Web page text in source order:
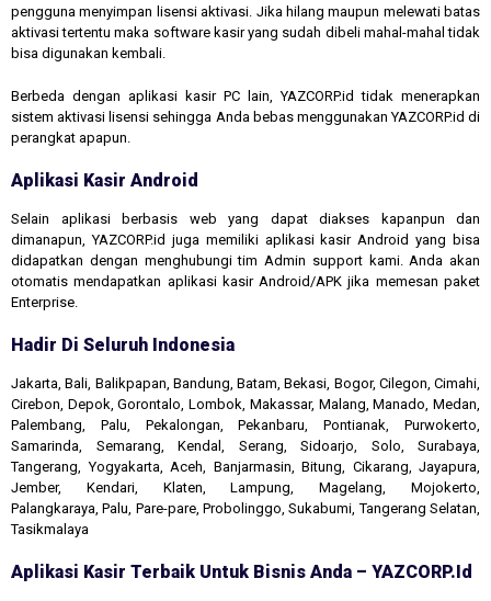
pengguna menyimpan lisensi aktivasi. Jika hilang maupun melewati batas
aktivasi tertentu maka software kasir yang sudah dibeli mahal-mahal tidak
bisa digunakan kembali.
Berbeda dengan aplikasi kasir PC lain, YAZCORP.id tidak menerapkan
sistem aktivasi lisensi sehingga Anda bebas menggunakan YAZCORP.id di
perangkat apapun.
Aplikasi Kasir Android
Selain aplikasi berbasis web yang dapat diakses kapanpun dan
dimanapun, YAZCORP.id juga memiliki aplikasi kasir Android yang bisa
didapatkan dengan menghubungi tim Admin support kami. Anda akan
otomatis mendapatkan aplikasi kasir Android/APK jika memesan paket
Enterprise.
Hadir Di Seluruh Indonesia
Jakarta, Bali, Balikpapan, Bandung, Batam, Bekasi, Bogor, Cilegon, Cimahi,
Cirebon, Depok, Gorontalo, Lombok, Makassar, Malang, Manado, Medan,
Palembang, Palu, Pekalongan, Pekanbaru, Pontianak, Purwokerto,
Samarinda, Semarang, Kendal, Serang, Sidoarjo, Solo, Surabaya,
Tangerang, Yogyakarta, Aceh, Banjarmasin, Bitung, Cikarang, Jayapura,
Jember, Kendari, Klaten, Lampung, Magelang, Mojokerto,
Palangkaraya, Palu, Pare-pare, Probolinggo, Sukabumi, Tangerang Selatan,
Tasikmalaya
Aplikasi Kasir Terbaik Untuk Bisnis Anda – YAZCORP.id